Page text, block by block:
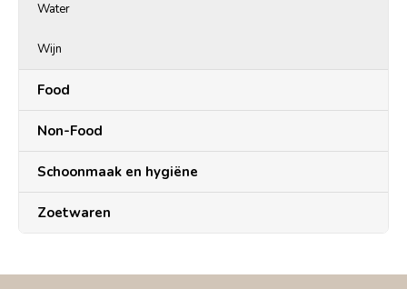
Water
Wijn
Food
Non-Food
Schoonmaak en hygiëne
Zoetwaren